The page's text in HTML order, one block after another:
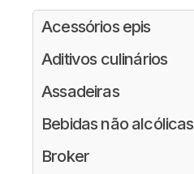
Acessórios epis
Aditivos culinários
Assadeiras
Bebidas não alcólicas
Broker